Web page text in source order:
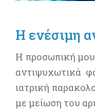
Η ενέσιμη
Η προσωπική μου
αντιψυχωτικά
ιατρική
με μείωση του